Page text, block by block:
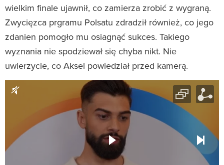
wielkim finale ujawnił, co zamierza zrobić z wygraną.
Zwycięzca prgramu Polsatu zdradził również, co jego
zdanien pomogło mu osiagnąć sukces. Takiego
wyznania nie spodziewał się chyba nikt. Nie
uwierzycie, co Aksel powiedział przed kamerą.